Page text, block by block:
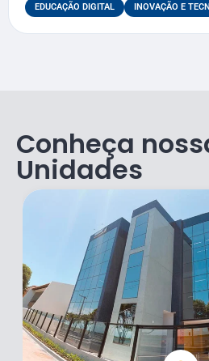
EDUCAÇÃO DIGITAL INOVAÇÃO E
Conheça
Unidades